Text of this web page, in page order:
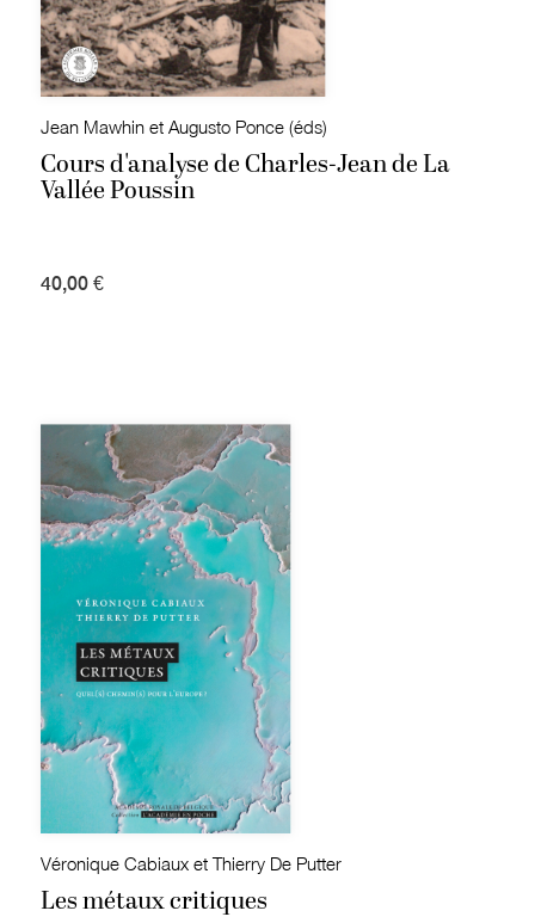
Jean Mawhin et Augusto Ponce (éds)
Cours d'analyse de Charles-Jean de La
Vallée Poussin
40,00 €
Véronique Cabiaux et Thierry De Putter
Les métaux critiques